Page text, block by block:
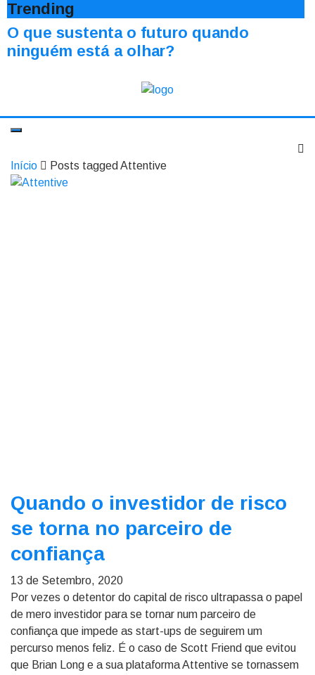
Trending
O que sustenta o futuro quando
ninguém está a olhar?
Início Posts tagged Attentive
Quando o investidor de risco
se torna no parceiro de
confiança
13 de Setembro, 2020
Por vezes o detentor do capital de risco ultrapassa o papel
de mero investidor para se tornar num parceiro de
confiança que impede as start-ups de seguirem um
percurso menos feliz. É o caso de Scott Friend que evitou
que Brian Long e a sua plataforma Attentive se tornassem